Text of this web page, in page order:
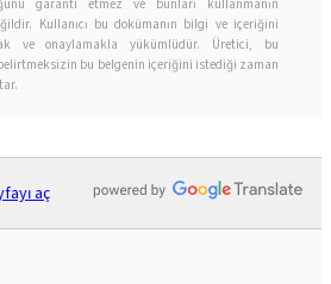
garanti etmez ve bunları kullanmanın
Kullanıcı bu dokümanın bilgi ve içeriğini
ve onaylamakla yükümlüdür. Üretici, bu
bu belgenin içeriğini istediği zaman
aç